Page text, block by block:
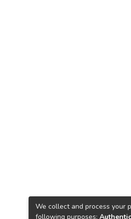
We collect and process your
following purposes: